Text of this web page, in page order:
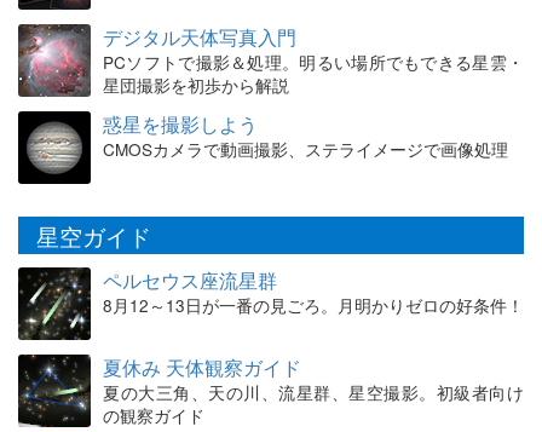
デジタル天体写真入門
PCソフトで撮影＆処理。明るい場所でもできる星雲・
星団撮影を初歩から解説
惑星を撮影しよう
CMOSカメラで動画撮影、ステライメージで画像処理
星空ガイド
ペルセウス座流星群
8月12～13日が一番の見ごろ。月明かりゼロの好条件！
夏休み 天体観察ガイド
夏の大三角、天の川、流星群、星空撮影。初級者向け
の観察ガイド